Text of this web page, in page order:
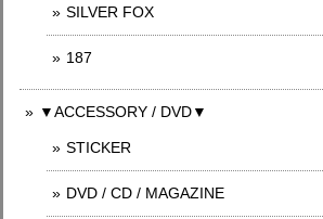
SILVER FOX
187
▼ACCESSORY / DVD▼
STICKER
DVD / CD / MAGAZINE